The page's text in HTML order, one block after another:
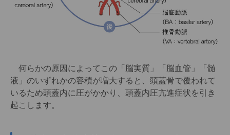
何らかの原因によってこの「脳実質」「脳血管」「髄
液」のいずれかの容積が増大すると、頭蓋骨で覆われて
いるため頭蓋内に圧がかかり、頭蓋内圧亢進症状を引き
起こします。